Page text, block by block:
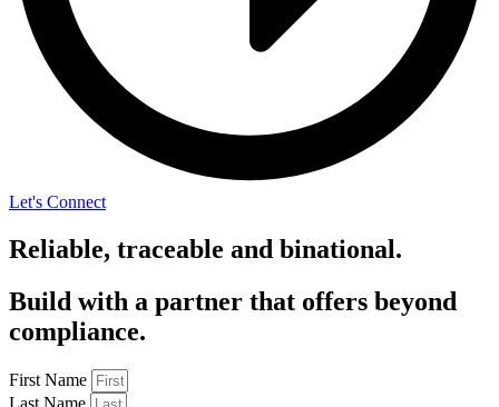
Let's Connect
Reliable, traceable and binational.
Build with a partner that offers beyond
compliance.
First Name
Last Name